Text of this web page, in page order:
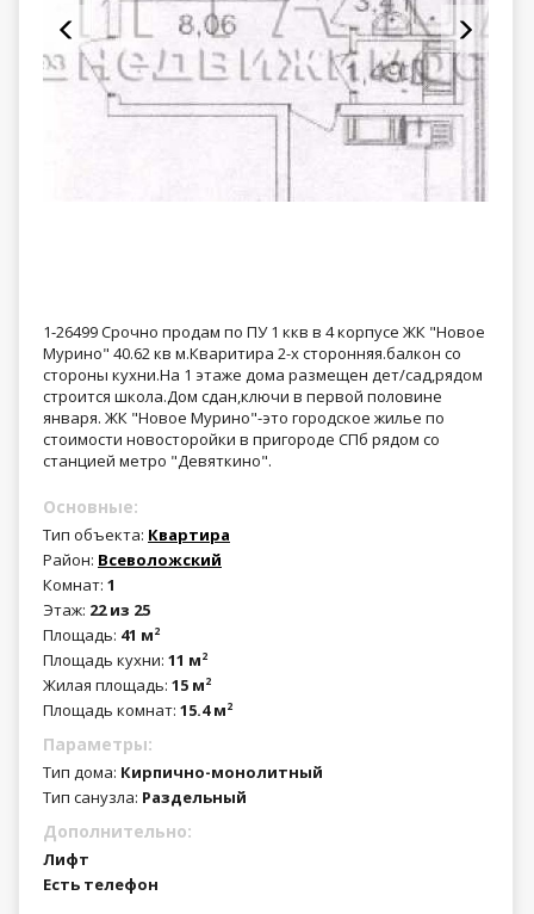
1-26499 Срочно продам по ПУ 1 ккв в 4 корпусе ЖК "Новое
Мурино" 40.62 кв м.Кваритира 2-х сторонняя.балкон со
стороны кухни.На 1 этаже дома размещен дет/сад,рядом
строится школа.Дом сдан,ключи в первой половине
января. ЖК "Новое Мурино"-это городское жилье по
стоимости новосторойки в пригороде СПб рядом со
станцией метро "Девяткино".
Основные:
Тип объекта: Квартира
Район: Всеволожский
Комнат: 1
Этаж: 22 из 25
Площадь: 41 м2
Площадь кухни: 11 м2
Жилая площадь: 15 м2
Площадь комнат: 15.4 м2
Параметры:
Тип дома: Кирпично-монолитный
Тип санузла: Раздельный
Дополнительно:
Лифт
Есть телефон